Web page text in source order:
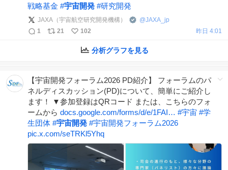
戦略基金 #宇宙開発 #研究開発
JAXA（宇宙航空研究開発機構） @JAXA_jp
1
21 102 昨日 4:01
分析グラフを見る
【宇宙開発フォーラム2026 PD紹介】 フォーラムのパ
ネルディスカッション(PD)について、簡単にご紹介し
ます！ ▼参加登録はQRコード または、こちらのフォ
ームから docs.google.com/forms/d/e/1FAI… #宇宙 #学
生団体 #宇宙開発 #宇宙開発フォーラム2026
pic.x.com/seTRKl5Yhq